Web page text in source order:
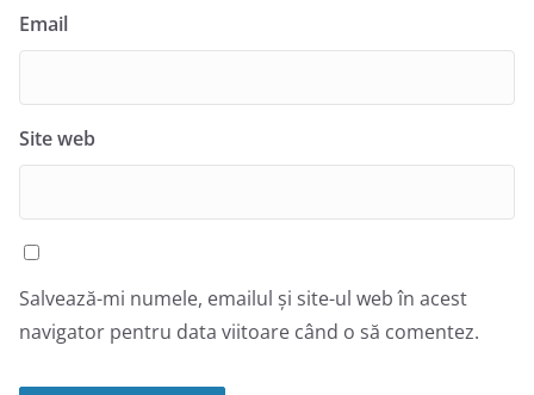
Email
Site web
Salvează-mi numele, emailul și site-ul web în acest
navigator pentru data viitoare când o să comentez.